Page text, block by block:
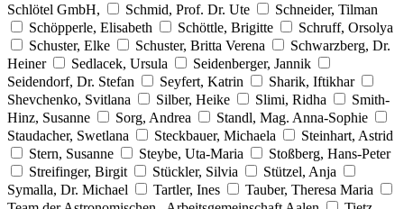
Schlötel GmbH,
Schmid, Prof. Dr. Ute
Schneider, Tilman
Schöpperle, Elisabeth
Schöttle, Brigitte
Schruff, Orsolya
Schuster, Elke
Schuster, Britta Verena
Schwarzberg, Dr.
Heiner
Sedlacek, Ursula
Seidenberger, Jannik
Seidendorf, Dr. Stefan
Seyfert, Katrin
Sharik, Iftikhar
Shevchenko, Svitlana
Silber, Heike Slimi, Ridha
Smith-
Hinz, Susanne
Sorg, Andrea
Standl, Mag. Anna-Sophie
Staudacher, Swetlana
Steckbauer, Michaela
Steinhart, Astrid
Stern, Susanne
Steybe, Uta-Maria
Stoßberg, Hans-Peter
Streifinger, Birgit
Stückler, Silvia
Stützel, Anja
Symalla, Dr. Michael
Tartler, Ines
Tauber, Theresa Maria